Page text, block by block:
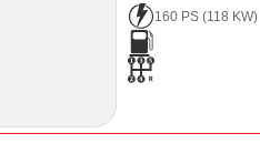
160 PS (118 KW)